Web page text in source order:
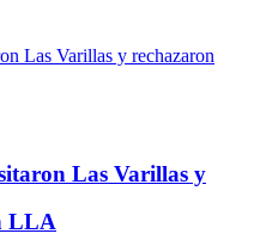
Las Varillas y
LLA